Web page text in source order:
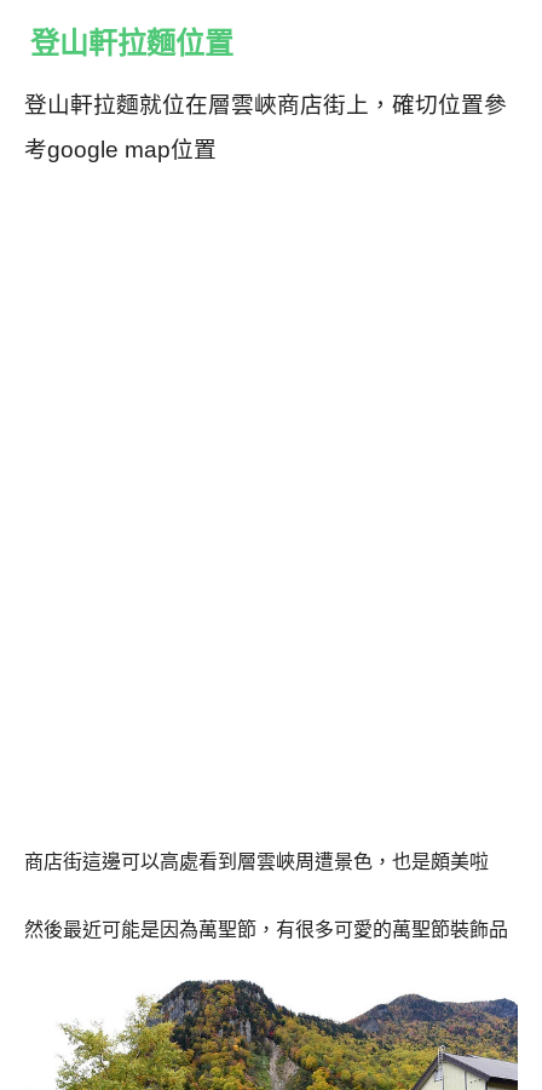
登山軒拉麵位置
登山軒拉麵就位在層雲峽商店街上，確切位置參
考google map位置
商店街這邊可以高處看到層雲峽周遭景色，也是頗美啦
然後最近可能是因為萬聖節，有很多可愛的萬聖節裝飾品